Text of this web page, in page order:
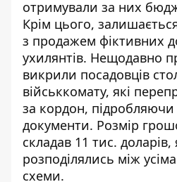
отримували за них
Крім цього,
з продажем фіктивних
ухилянтів. Нещодавно
викрили посадовців
військкомату, які
за кордон, підробляючи
документи. Розмір
складав 11 тис. доларів,
розподілялись між
схеми.